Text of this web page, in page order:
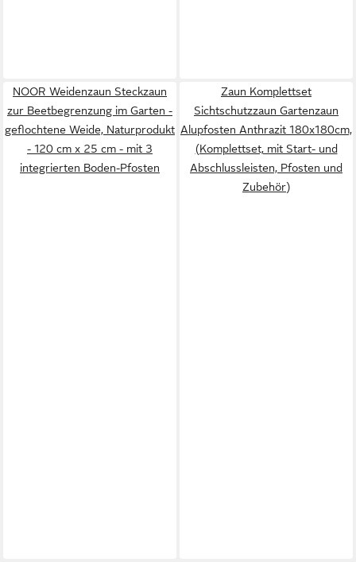
NOOR Weidenzaun Steckzaun
zur Beetbegrenzung im Garten -
geflochtene Weide, Naturprodukt
- 120 cm x 25 cm - mit 3
integrierten Boden-Pfosten
Zaun Komplettset
Sichtschutzzaun Gartenzaun
Alupfosten Anthrazit 180x180cm,
(Komplettset, mit Start- und
Abschlussleisten, Pfosten und
Zubehör)